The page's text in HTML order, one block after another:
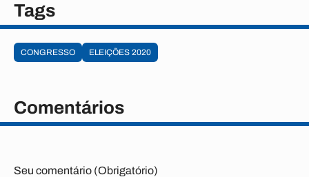
Tags
CONGRESSO ELEIÇÕES 2020
Comentários
Seu comentário (Obrigatório)